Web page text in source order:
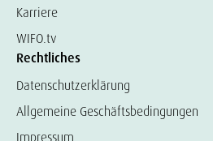
Karriere
WIFO.tv
Rechtliches
Datenschutzerklärung
Allgemeine Geschäftsbedingungen
Impressum